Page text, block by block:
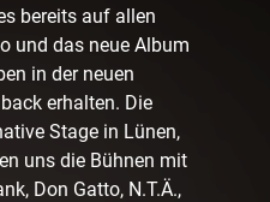
bereits auf allen
und das neue Album
in der neuen
erhalten. Die
Stage in Lünen,
uns die Bühnen mit
Don Gatto, N.T.Ä.,